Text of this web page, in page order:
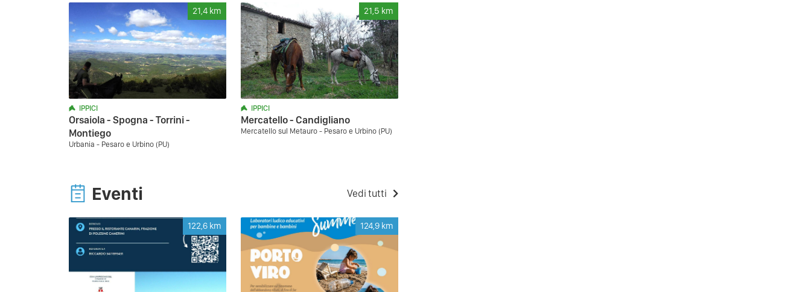
21,4 km
IPPICI
Orsaiola - Spogna - Torrini -
Montiego
Urbania - Pesaro e Urbino (PU)
21,5 km
IPPICI
Mercatello - Candigliano
Mercatello sul Metauro - Pesaro e Urbino (PU)
Eventi Vedi tutti
122,6 km 124,9 km